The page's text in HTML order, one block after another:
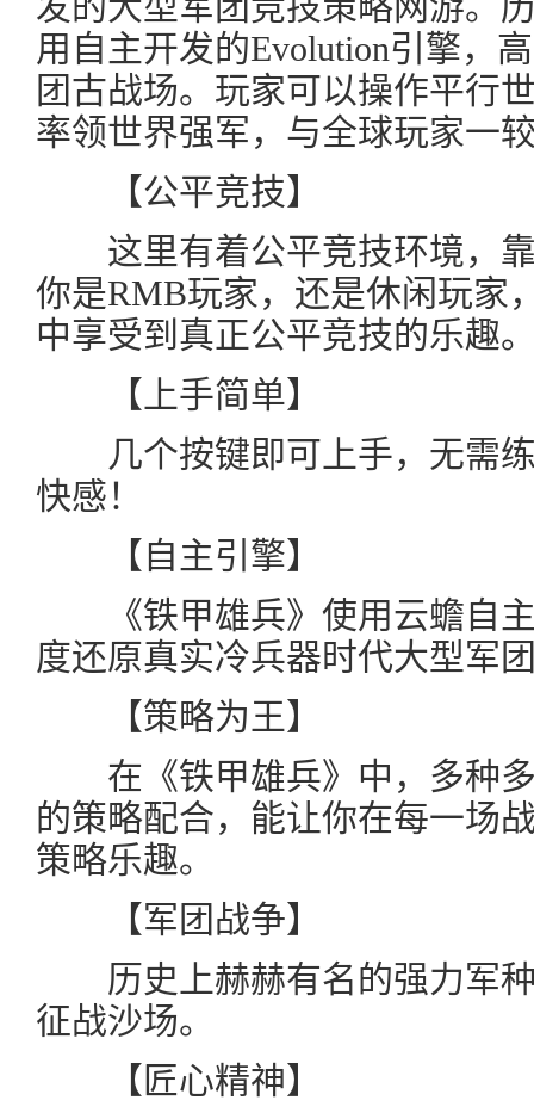
用自主开发的Evolution引擎，
团古战场。玩家可以操作平行
率领世界强军，与全球玩家一
【公平竞技】
这里有着公平竞技环境，靠
你是RMB玩家，还是休闲玩家
中享受到真正公平竞技的乐趣
【上手简单】
几个按键即可上手，无需练
快感！
【自主引擎】
《铁甲雄兵》使用云蟾自主
度还原真实冷兵器时代大型军
【策略为王】
在《铁甲雄兵》中，多种多
的策略配合，能让你在每一场
策略乐趣。
【军团战争】
历史上赫赫有名的强力军种
征战沙场。
【匠心精神】